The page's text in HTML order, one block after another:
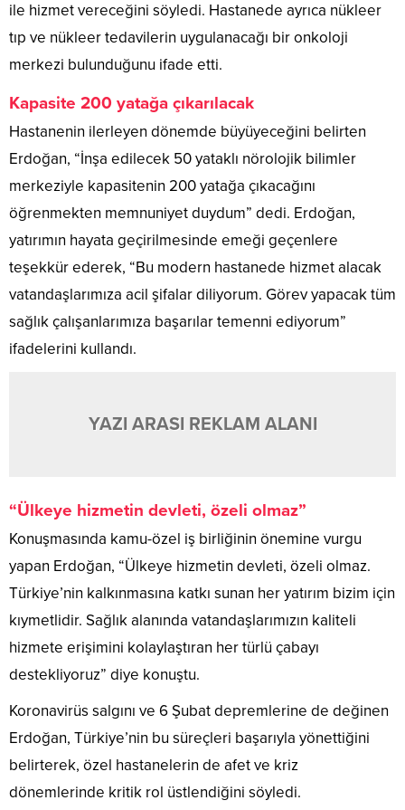
ile hizmet vereceğini söyledi. Hastanede ayrıca nükleer
tıp ve nükleer tedavilerin uygulanacağı bir onkoloji
merkezi bulunduğunu ifade etti.
Kapasite 200 yatağa çıkarılacak
Hastanenin ilerleyen dönemde büyüyeceğini belirten
Erdoğan, “İnşa edilecek 50 yataklı nörolojik bilimler
merkeziyle kapasitenin 200 yatağa çıkacağını
öğrenmekten memnuniyet duydum” dedi. Erdoğan,
yatırımın hayata geçirilmesinde emeği geçenlere
teşekkür ederek, “Bu modern hastanede hizmet alacak
vatandaşlarımıza acil şifalar diliyorum. Görev yapacak tüm
sağlık çalışanlarımıza başarılar temenni ediyorum”
ifadelerini kullandı.
YAZI ARASI REKLAM ALANI
“Ülkeye hizmetin devleti, özeli olmaz”
Konuşmasında kamu-özel iş birliğinin önemine vurgu
yapan Erdoğan, “Ülkeye hizmetin devleti, özeli olmaz.
Türkiye’nin kalkınmasına katkı sunan her yatırım bizim için
kıymetlidir. Sağlık alanında vatandaşlarımızın kaliteli
hizmete erişimini kolaylaştıran her türlü çabayı
destekliyoruz” diye konuştu.
Koronavirüs salgını ve 6 Şubat depremlerine de değinen
Erdoğan, Türkiye’nin bu süreçleri başarıyla yönettiğini
belirterek, özel hastanelerin de afet ve kriz
dönemlerinde kritik rol üstlendiğini söyledi.